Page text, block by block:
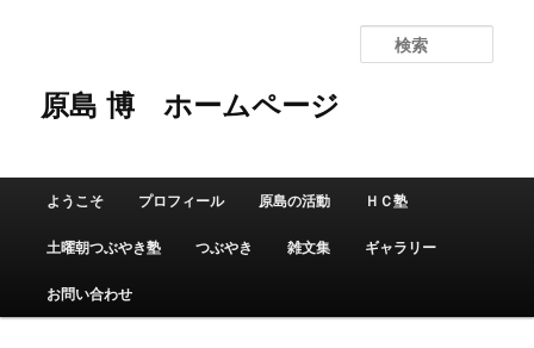
原島 博ホームページ
索
メインメニュー
メインコンテンツへ移動
サブコンテンツへ移動
ようこそ プロフィール 原島の活動 ＨＣ塾
土曜朝つぶやき塾 つぶやき 雑文集 ギャラリー
お問い合わせ